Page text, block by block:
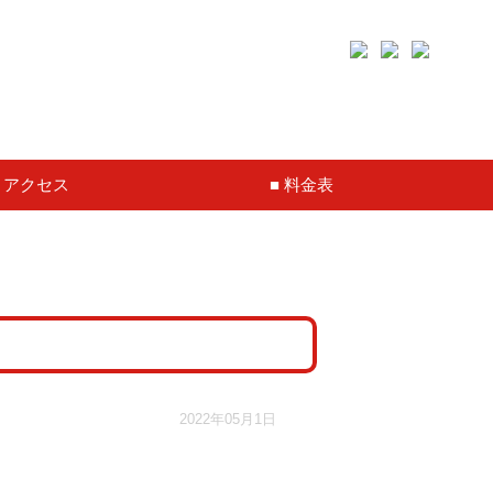
アクセス 料金表
2022年05月1日